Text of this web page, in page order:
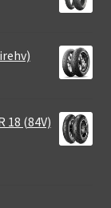
18 (84V)